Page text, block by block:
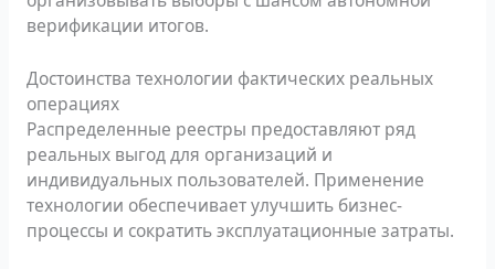
верификации итогов.
Достоинства технологии фактических реальных
операциях
Распределенные реестры предоставляют ряд
реальных выгод для организаций и
индивидуальных пользователей. Применение
технологии обеспечивает улучшить бизнес-
процессы и сократить эксплуатационные затраты.